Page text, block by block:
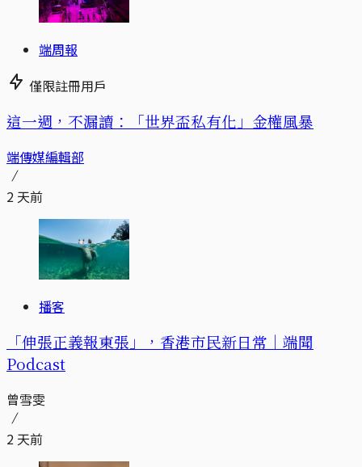
端周報
僅限註冊用戶
這一週，不漏讀：「世界盃私有化」金權風暴
端傳媒編輯部
2 天前
播客
「伸張正義報東張」，香港市民新日常｜端聞
Podcast
曾雪雯
2 天前